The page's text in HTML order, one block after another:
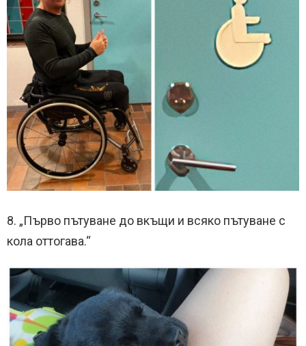
8. „Първо пътуване до вкъщи и всяко пътуване с
кола оттогава.“